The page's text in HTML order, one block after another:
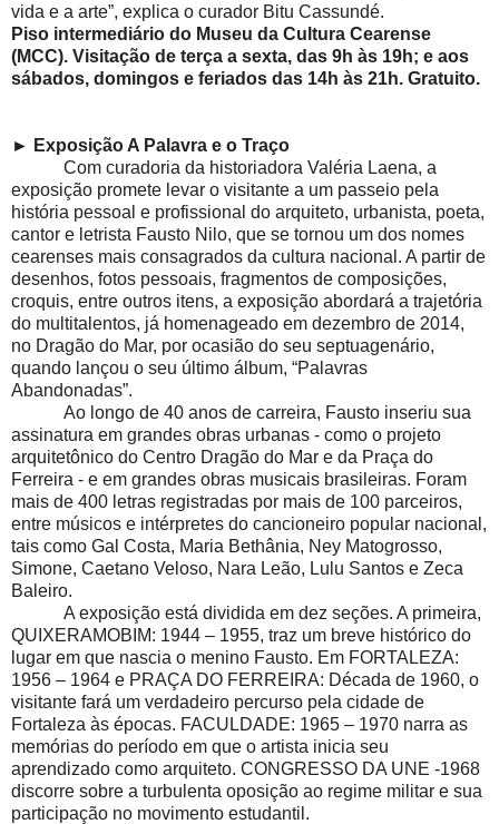
vida e a arte”, explica o curador Bitu Cassundé.
Piso intermediário do Museu da Cultura Cearense
(MCC). Visitação de terça a sexta, das 9h às 19h; e aos
sábados, domingos e feriados das 14h às 21h. Gratuito.
► Exposição A Palavra e o Traço
Com curadoria da historiadora Valéria Laena, a
exposição promete levar o visitante a um passeio pela
história pessoal e profissional do arquiteto, urbanista, poeta,
cantor e letrista Fausto Nilo, que se tornou um dos nomes
cearenses mais consagrados da cultura nacional. A partir de
desenhos, fotos pessoais, fragmentos de composições,
croquis, entre outros itens, a exposição abordará a trajetória
do multitalentos, já homenageado em dezembro de 2014,
no Dragão do Mar, por ocasião do seu septuagenário,
quando lançou o seu último álbum, “Palavras
Abandonadas”.
Ao longo de 40 anos de carreira, Fausto inseriu sua
assinatura em grandes obras urbanas - como o projeto
arquitetônico do Centro Dragão do Mar e da Praça do
Ferreira - e em grandes obras musicais brasileiras. Foram
mais de 400 letras registradas por mais de 100 parceiros,
entre músicos e intérpretes do cancioneiro popular nacional,
tais como Gal Costa, Maria Bethânia, Ney Matogrosso,
Simone, Caetano Veloso, Nara Leão, Lulu Santos e Zeca
Baleiro.
A exposição está dividida em dez seções. A primeira,
QUIXERAMOBIM: 1944 – 1955, traz um breve histórico do
lugar em que nascia o menino Fausto. Em FORTALEZA:
1956 – 1964 e PRAÇA DO FERREIRA: Década de 1960, o
visitante fará um verdadeiro percurso pela cidade de
Fortaleza às épocas. FACULDADE: 1965 – 1970 narra as
memórias do período em que o artista inicia seu
aprendizado como arquiteto. CONGRESSO DA UNE -1968
discorre sobre a turbulenta oposição ao regime militar e sua
participação no movimento estudantil.